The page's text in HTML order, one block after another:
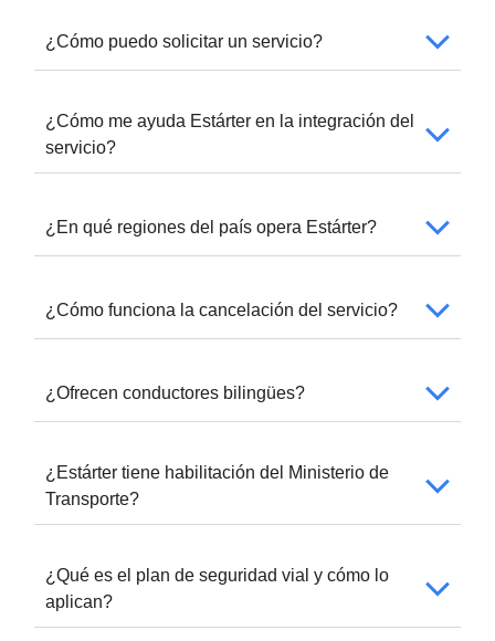
¿Cómo puedo solicitar un servicio?
¿Cómo me ayuda Estárter en la integración del
servicio?
¿En qué regiones del país opera Estárter?
¿Cómo funciona la cancelación del servicio?
¿Ofrecen conductores bilingües?
¿Estárter tiene habilitación del Ministerio de
Transporte?
¿Qué es el plan de seguridad vial y cómo lo
aplican?